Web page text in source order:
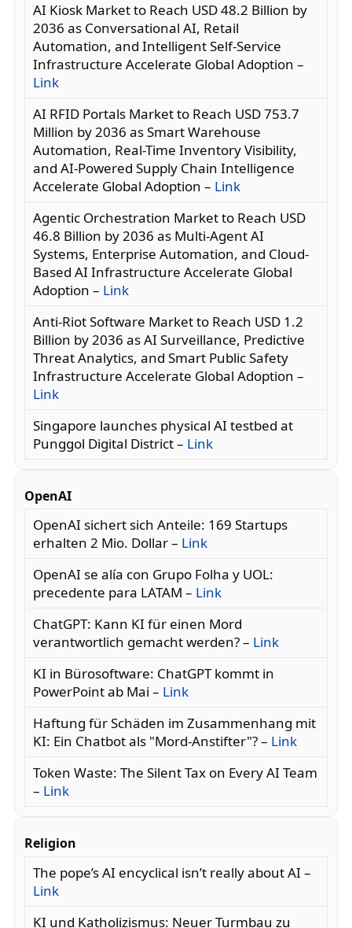
AI Kiosk Market to Reach USD 48.2 Billion by
2036 as Conversational AI, Retail
Automation, and Intelligent Self-Service
Infrastructure Accelerate Global Adoption –
Link
AI RFID Portals Market to Reach USD 753.7
Million by 2036 as Smart Warehouse
Automation, Real-Time Inventory Visibility,
and AI-Powered Supply Chain Intelligence
Accelerate Global Adoption – Link
Agentic Orchestration Market to Reach USD
46.8 Billion by 2036 as Multi-Agent AI
Systems, Enterprise Automation, and Cloud-
Based AI Infrastructure Accelerate Global
Adoption – Link
Anti-Riot Software Market to Reach USD 1.2
Billion by 2036 as AI Surveillance, Predictive
Threat Analytics, and Smart Public Safety
Infrastructure Accelerate Global Adoption –
Link
Singapore launches physical AI testbed at
Punggol Digital District – Link
OpenAI
OpenAI sichert sich Anteile: 169 Startups
erhalten 2 Mio. Dollar – Link
OpenAI se alía con Grupo Folha y UOL:
precedente para LATAM – Link
ChatGPT: Kann KI für einen Mord
verantwortlich gemacht werden? – Link
KI in Bürosoftware: ChatGPT kommt in
PowerPoint ab Mai – Link
Haftung für Schäden im Zusammenhang mit
KI: Ein Chatbot als "Mord-Anstifter"? – Link
Token Waste: The Silent Tax on Every AI Team
– Link
Religion
The pope’s AI encyclical isn’t really about AI –
Link
KI und Katholizismus: Neuer Turmbau zu